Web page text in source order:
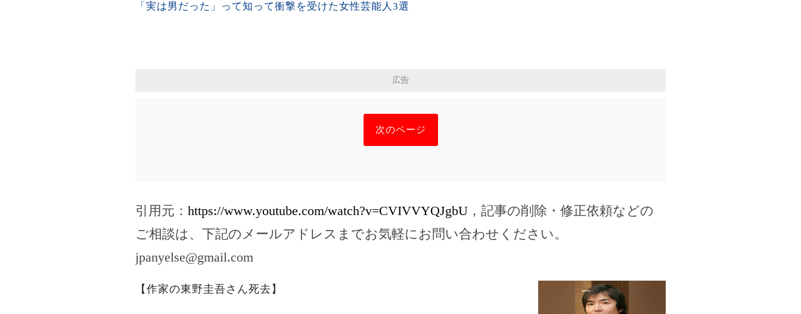
「実は男だった」って知って衝撃を受けた女性芸能人3選
広告
次のページ
引用元： https://www.youtube.com/watch?v=CVIVVYQJgbU ，記事の削除・修正依頼などの
ご相談は、下記のメールアドレスまでお気軽にお問い合わせください。
jpanyelse@gmail.com
【作家の東野圭吾さん死去】